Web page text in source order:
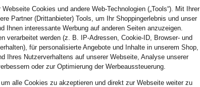
Cookies und andere Web-Technologien („Tools“). Mit Ihrer
Partner (Drittanbieter) Tools, um Ihr Shoppingerlebnis und unser
Ihnen interessante Werbung auf anderen Seiten anzuzeigen.
verarbeitet werden (z. B. IP-Adressen, Cookie-ID, Browser- und
für personalisierte Angebote und Inhalte in unserem Shop,
Ihres Nutzerverhaltens auf unserer Webseite, Analyse unserer
oder zur Optimierung der Werbeaussteuerung.
alle Cookies zu akzeptieren und direkt zur Webseite weiter zu